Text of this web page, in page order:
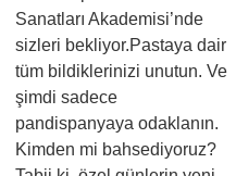
Sanatları Akademisi’nde
sizleri bekliyor.Pastaya dair
tüm bildiklerinizi unutun. Ve
şimdi sadece
pandispanyaya odaklanın.
Kimden mi bahsediyoruz?